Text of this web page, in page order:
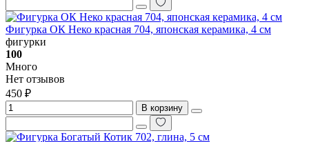
Фигурка ОК Неко красная 704, японская керамика, 4 см
фигурки
100
Много
Нет отзывов
450 ₽
В корзину